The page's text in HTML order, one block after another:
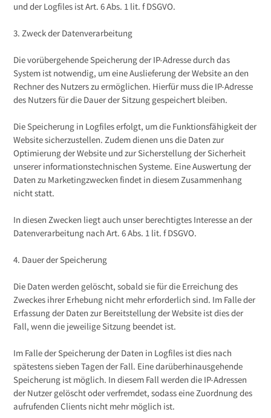
und der Logfiles ist Art. 6 Abs. 1 lit. f DSGVO.
3. Zweck der Datenverarbeitung
Die vorübergehende Speicherung der IP-Adresse durch das
System ist notwendig, um eine Auslieferung der Website an den
Rechner des Nutzers zu ermöglichen. Hierfür muss die IP-Adresse
des Nutzers für die Dauer der Sitzung gespeichert bleiben.
Die Speicherung in Logfiles erfolgt, um die Funktionsfähigkeit der
Website sicherzustellen. Zudem dienen uns die Daten zur
Optimierung der Website und zur Sicherstellung der Sicherheit
unserer informationstechnischen Systeme. Eine Auswertung der
Daten zu Marketingzwecken findet in diesem Zusammenhang
nicht statt.
In diesen Zwecken liegt auch unser berechtigtes Interesse an der
Datenverarbeitung nach Art. 6 Abs. 1 lit. f DSGVO.
4. Dauer der Speicherung
Die Daten werden gelöscht, sobald sie für die Erreichung des
Zweckes ihrer Erhebung nicht mehr erforderlich sind. Im Falle der
Erfassung der Daten zur Bereitstellung der Website ist dies der
Fall, wenn die jeweilige Sitzung beendet ist.
Im Falle der Speicherung der Daten in Logfiles ist dies nach
spätestens sieben Tagen der Fall. Eine darüberhinausgehende
Speicherung ist möglich. In diesem Fall werden die IP-Adressen
der Nutzer gelöscht oder verfremdet, sodass eine Zuordnung des
aufrufenden Clients nicht mehr möglich ist.